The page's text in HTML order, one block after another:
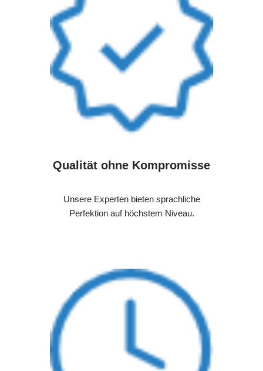
Qualität ohne Kompromisse
Unsere Experten bieten sprachliche
Perfektion auf höchstem Niveau.